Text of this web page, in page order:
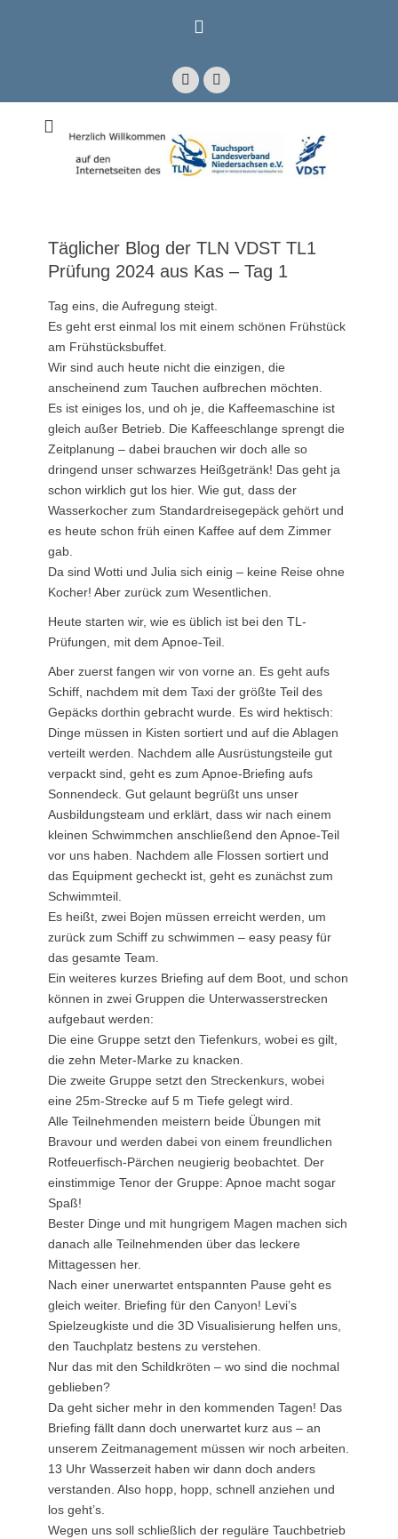
FacebookE-
Mail
Tauchsport
Landesverband
Täglicher Blog der TLN VDST TL1
Prüfung 2024 aus Kas – Tag 1
Tag eins, die Aufregung steigt.
Es geht erst einmal los mit einem schönen Frühstück
am Frühstücksbuffet.
Wir sind auch heute nicht die einzigen, die
anscheinend zum Tauchen aufbrechen möchten.
Es ist einiges los, und oh je, die Kaffeemaschine ist
gleich außer Betrieb. Die Kaffeeschlange sprengt die
Zeitplanung – dabei brauchen wir doch alle so
dringend unser schwarzes Heißgetränk! Das geht ja
schon wirklich gut los hier. Wie gut, dass der
Wasserkocher zum Standardreisegepäck gehört und
es heute schon früh einen Kaffee auf dem Zimmer
gab.
Da sind Wotti und Julia sich einig – keine Reise ohne
Kocher! Aber zurück zum Wesentlichen.
Heute starten wir, wie es üblich ist bei den TL-
Prüfungen, mit dem Apnoe-Teil.
Aber zuerst fangen wir von vorne an. Es geht aufs
Schiff, nachdem mit dem Taxi der größte Teil des
Gepäcks dorthin gebracht wurde. Es wird hektisch:
Dinge müssen in Kisten sortiert und auf die Ablagen
verteilt werden. Nachdem alle Ausrüstungsteile gut
verpackt sind, geht es zum Apnoe-Briefing aufs
Sonnendeck. Gut gelaunt begrüßt uns unser
Ausbildungsteam und erklärt, dass wir nach einem
kleinen Schwimmchen anschließend den Apnoe-Teil
vor uns haben. Nachdem alle Flossen sortiert und
das Equipment gecheckt ist, geht es zunächst zum
Schwimmteil.
Es heißt, zwei Bojen müssen erreicht werden, um
zurück zum Schiff zu schwimmen – easy peasy für
das gesamte Team.
Ein weiteres kurzes Briefing auf dem Boot, und schon
können in zwei Gruppen die Unterwasserstrecken
aufgebaut werden:
Die eine Gruppe setzt den Tiefenkurs, wobei es gilt,
die zehn Meter-Marke zu knacken.
Die zweite Gruppe setzt den Streckenkurs, wobei
eine 25m-Strecke auf 5 m Tiefe gelegt wird.
Alle Teilnehmenden meistern beide Übungen mit
Bravour und werden dabei von einem freundlichen
Rotfeuerfisch-Pärchen neugierig beobachtet. Der
einstimmige Tenor der Gruppe: Apnoe macht sogar
Spaß!
Bester Dinge und mit hungrigem Magen machen sich
danach alle Teilnehmenden über das leckere
Mittagessen her.
Nach einer unerwartet entspannten Pause geht es
gleich weiter. Briefing für den Canyon! Levi’s
Spielzeugkiste und die 3D Visualisierung helfen uns,
den Tauchplatz bestens zu verstehen.
Nur das mit den Schildkröten – wo sind die nochmal
geblieben?
Da geht sicher mehr in den kommenden Tagen! Das
Briefing fällt dann doch unerwartet kurz aus – an
unserem Zeitmanagement müssen wir noch arbeiten.
13 Uhr Wasserzeit haben wir dann doch anders
verstanden. Also hopp, hopp, schnell anziehen und
los geht’s.
Wegen uns soll schließlich der reguläre Tauchbetrieb